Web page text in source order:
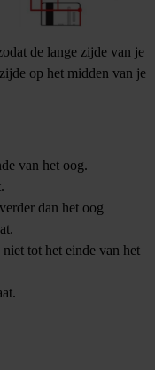
de lange zijde van je
op het midden van je
van het oog.
dan het oog
tot het einde van het